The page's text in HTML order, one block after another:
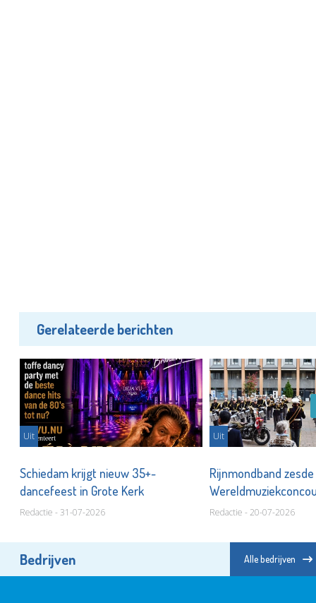
Gerelateerde berichten
Uit
Schiedam krijgt nieuw 35+-
dancefeest in Grote Kerk
Redactie - 31-07-2026
Uit
Rijnmondband
Redactie - 20-07-2026
Bedrijven Alle bedrijven